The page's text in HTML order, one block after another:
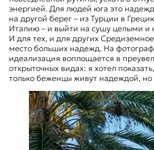
энергией. Для людей юга это
на другой берег – из Турции в
Италию – и выйти на сушу целыми
И для тех, и для других
место больших надежд. На
идеализация воплощается в
открыточных видах: я хотел
только беженцы живут надеждой,